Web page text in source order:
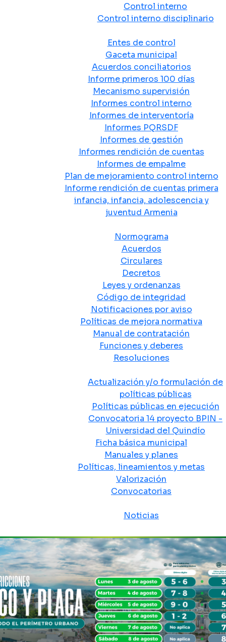
Control interno
Control interno disciplinario
Entes de control
Gaceta municipal
Acuerdos conciliatorios
Informe primeros 100 días
Mecanismo supervisión
Informes control interno
Informes de interventoría
Informes PQRSDF
Informes de gestión
Informes rendición de cuentas
Informes de empalme
Plan de mejoramiento control interno
Informe rendición de cuentas primera
infancia, infancia, adolescencia y
juventud Armenia
Normograma
Acuerdos
Circulares
Decretos
Leyes y ordenanzas
Código de integridad
Notificaciones por aviso
Políticas de mejora normativa
Manual de contratación
Funciones y deberes
Resoluciones
Actualización y/o formulación de
políticas públicas
Políticas públicas en ejecución
Convocatoria 14 proyecto BPIN -
Universidad del Quindío
Ficha básica municipal
Manuales y planes
Políticas, lineamientos y metas
Valorización
Convocatorias
Noticias